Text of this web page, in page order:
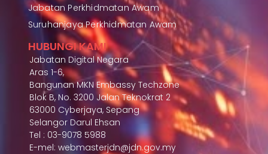
Jabatan Perkhidmatan Awam
Suruhanjaya Perkhidmatan Awam
HUBUNGI KAMI
Jabatan Digital Negara
Aras 1-6,
Bangunan MKN Embassy Techzone
Blok B, No. 3200 Jalan Teknokrat 2
63000 Cyberjaya, Sepang
Selangor Darul Ehsan
Tel : 03-9078 5988
E-mel: webmasterjdn@jdn.gov.my